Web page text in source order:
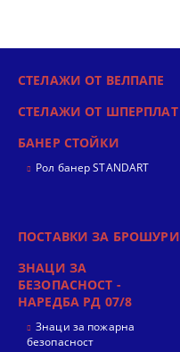
СТЕЛАЖИ ОТ ВЕЛПАПЕ
СТЕЛАЖИ ОТ ШПЕРПЛАТ
БАНЕР СТОЙКИ
Рол банер STANDART
ПОСТАВКИ ЗА БРОШУРИ
ЗНАЦИ ЗА
БЕЗОПАСНОСТ -
НАРЕДБА РД 07/8
Знаци за пожарна
безопасност